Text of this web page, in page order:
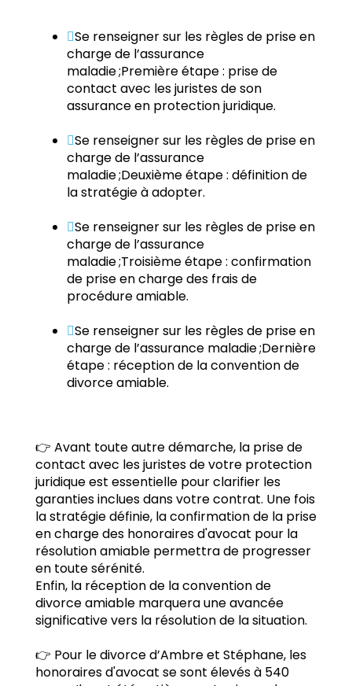
Se renseigner sur les règles de prise en
charge de l’assurance
maladie ;Première étape : prise de
contact avec les juristes de son
assurance en protection juridique.
Se renseigner sur les règles de prise en
charge de l’assurance
maladie ;Deuxième étape : définition de
la stratégie à adopter.
Se renseigner sur les règles de prise en
charge de l’assurance
maladie ;Troisième étape : confirmation
de prise en charge des frais de
procédure amiable.
Se renseigner sur les règles de prise en
charge de l’assurance maladie ;Dernière
étape : réception de la convention de
divorce amiable.
👉 Avant toute autre démarche, la prise de
contact avec les juristes de votre protection
juridique est essentielle pour clarifier les
garanties inclues dans votre contrat. Une fois
la stratégie définie, la confirmation de la prise
en charge des honoraires d'avocat pour la
résolution amiable permettra de progresser
en toute sérénité.
Enfin, la réception de la convention de
divorce amiable marquera une avancée
significative vers la résolution de la situation.
👉 Pour le divorce d’Ambre et Stéphane, les
honoraires d'avocat se sont élevés à 540